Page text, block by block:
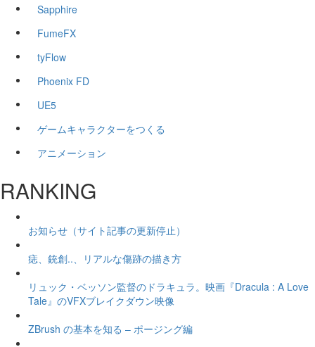
Sapphire
FumeFX
tyFlow
Phoenix FD
UE5
ゲームキャラクターをつくる
アニメーション
RANKING
お知らせ（サイト記事の更新停止）
痣、銃創..、リアルな傷跡の描き方
リュック・ベッソン監督のドラキュラ。映画『Dracula : A Love
Tale』のVFXブレイクダウン映像
ZBrush の基本を知る – ポージング編